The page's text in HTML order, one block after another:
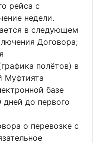
рейса с
недели.
в следующем
Договора;
полётов) в
Муфтията
базе
до первого
о перевозке с